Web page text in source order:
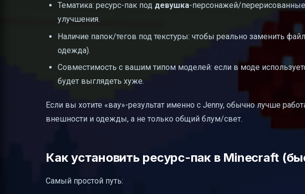
Тематика: ресурс-пак под девушка-персонажей/
улучшения.
Наличие папок/тегов под текстуры: чтобы реально заменить
одежда).
Совместимость с вашим типом моделей: если в моде
будет выглядеть хуже.
Если вы хотите «вау»-результат именно с Jenny, обычно лучше
внешности и одежды, а не только общий блум/свет.
Как установить ресурс-пак в Minecraft
Самый простой путь: